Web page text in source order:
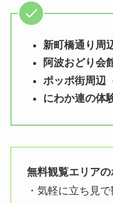
新町橋通り周
阿波おどり会
ポッポ街周辺
にわか連の体
無料観覧エリアの
・気軽に立ち見